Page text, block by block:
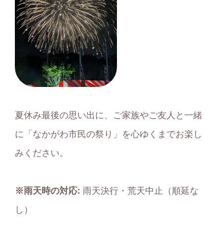
夏休み最後の思い出に、ご家族やご友人と一緒
に「なかがわ市民の祭り」を心ゆくまでお楽し
みください。
※雨天時の対応: 雨天決行・荒天中止（順延な
し）